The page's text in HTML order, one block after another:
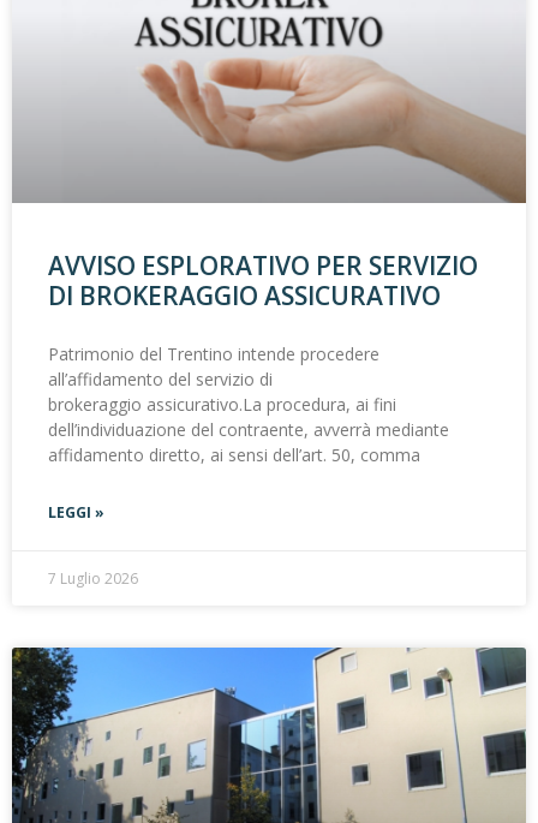
AVVISO ESPLORATIVO PER SERVIZIO
DI BROKERAGGIO ASSICURATIVO
Patrimonio del Trentino intende procedere
all’affidamento del servizio di
brokeraggio assicurativo.La procedura, ai fini
dell’individuazione del contraente, avverrà mediante
affidamento diretto, ai sensi dell’art. 50, comma
LEGGI »
7 Luglio 2026